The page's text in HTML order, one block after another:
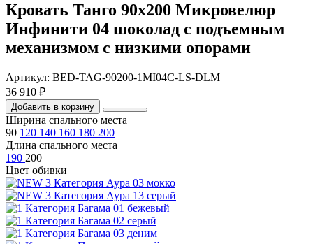
Кровать Танго 90х200 Микровелюр
Инфинити 04 шоколад с подъемным
механизмом с низкими опорами
Артикул: BED-TAG-90200-1MI04C-LS-DLM
36 910 ₽
Добавить в корзину
Ширина спального места
90 120 140 160 180 200
Длина спального места
190 200
Цвет обивки